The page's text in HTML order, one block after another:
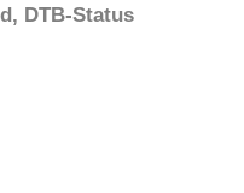
DTB-Status